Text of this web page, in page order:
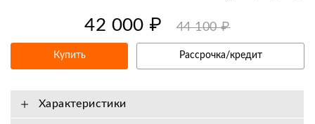
42 000 ₽ 44 100 ₽
Купить Рассрочка/кредит
Характеристики